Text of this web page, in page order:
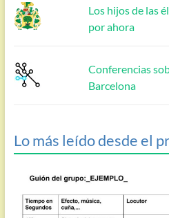
Los hijos de las
por ahora
Conferencias
Barcelona
Lo más leído desde el